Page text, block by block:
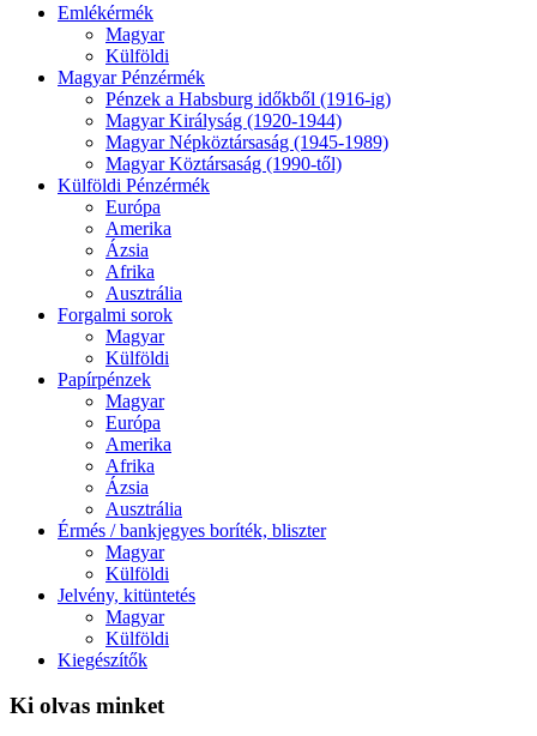
Emlékérmék
Magyar
Külföldi
Magyar Pénzérmék
Pénzek a Habsburg időkből (1916-ig)
Magyar Királyság (1920-1944)
Magyar Népköztársaság (1945-1989)
Magyar Köztársaság (1990-től)
Külföldi Pénzérmék
Európa
Amerika
Ázsia
Afrika
Ausztrália
Forgalmi sorok
Magyar
Külföldi
Papírpénzek
Magyar
Európa
Amerika
Afrika
Ázsia
Ausztrália
Érmés / bankjegyes boríték, bliszter
Magyar
Külföldi
Jelvény, kitüntetés
Magyar
Külföldi
Kiegészítők
Ki olvas minket